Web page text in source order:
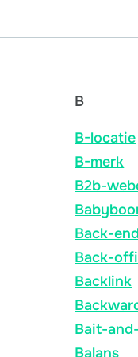
B
B-locatie
B-merk
B2b-
Back-end
Back-
Backlink
Bait-
Balans